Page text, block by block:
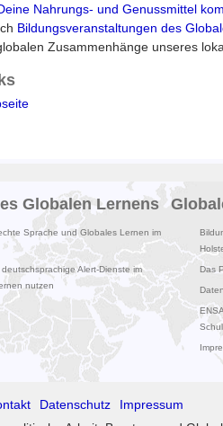
Nahrungs- und Genussmittel
Bildungsveranstaltungen des
Zusammenhänge unseres
Globalen Lernens
Sprache und Globales Lernen im
Alert-Dienste im
nutzen
Das
Datenschutz
Impressum